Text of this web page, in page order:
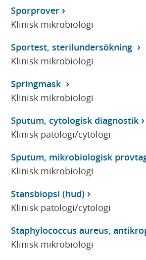
Sporprover
Klinisk mikrobiologi
Sportest, sterilundersökning
Klinisk mikrobiologi
Springmask
Klinisk mikrobiologi
Sputum, cytologisk diagnostik
Klinisk patologi/cytologi
Sputum, mikrobiologisk
Klinisk mikrobiologi
Stansbiopsi (hud)
Klinisk patologi/cytologi
Staphylococcus aureus,
Klinisk mikrobiologi